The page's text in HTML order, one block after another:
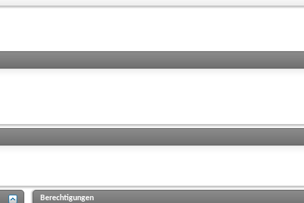
Berechtigungen